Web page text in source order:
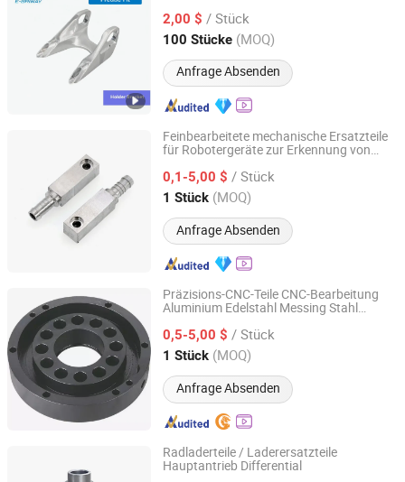
2,00 $ / Stück
100 Stücke (MOQ)
Anfrage Absenden
Guangdong, China Seit 2020
Feinbearbeitete mechanische Ersatzteile
für Robotergeräte zur Erkennung von
0,1-5,00 $ / Stück
1 Stück (MOQ)
Anfrage Absenden
Qingdao Kaijiadi Machinery Technology Co., Ltd.
Shandong, China Seit 2026
Präzisions-CNC-Teile CNC-Bearbeitung
Aluminium Edelstahl Messing Stahl
0,5-5,00 $ / Stück
1 Stück (MOQ)
Anfrage Absenden
Shenzhen Jiahao Xinda Technology Co., Ltd.
Guangdong, China Seit 2017
Radladerteile / Laderersatzteile
Hauptantrieb Differential
Linyi Hongxiang Machinery Technology Co., Ltd.